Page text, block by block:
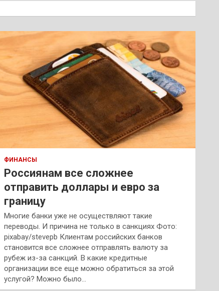
к
ФИНАНСЫ
Россиянам все сложнее
отправить доллары и евро за
границу
Многие банки уже не осуществляют такие
переводы. И причина не только в санкциях Фото:
pixabay/stevepb Клиентам российских банков
становится все сложнее отправлять валюту за
рубеж из-за санкций. В какие кредитные
организации все еще можно обратиться за этой
услугой? Можно было…